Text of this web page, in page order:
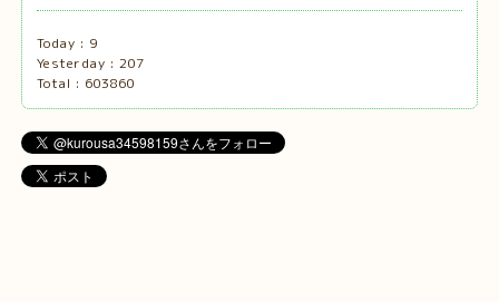
Today : 9
Yesterday : 207
Total : 603860